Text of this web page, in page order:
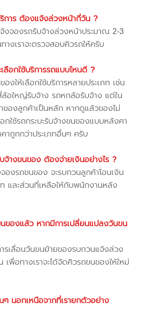
การ ต้องแจ้งล่วงหน้ากี่วัน ?
งจองรถรับจ้างล่วงหน้าประมาณ 2-3
างเราจะตรวจสอบคิวรถให้ครับ
ลือกใช้บริการรถแบบไหนดี ?
องให้เลือกใช้บริการหลายประเภท เช่น
ล้อใหญ่รับจ้าง รถหกล้อรับจ้าง แต่ใน
ของลูกค้าเป็นหลัก หากดูแล้วของไม่
กใช้รถกระบะรับจ้างขนของแบบหลังคา
าถูกกว่าประเภทอื่นๆ ครับ
จ้างขนของ ต้องจ่ายเงินอย่างไร ?
องรถขนของ จะรบกวนลูกค้าโอนเงิน
และส่วนที่เหลือให้กับพนักงานหลัง
ของแล้ว หากมีการเปลี่ยนแปลงวันขน
รเลื่อนวันขนย้ายของรบกวนแจ้งล่วง
พื่อทางเราจะได้จัดคิวรถขนของให้ใหม่
นอกเหนือจากที่เรายกตัวอย่าง